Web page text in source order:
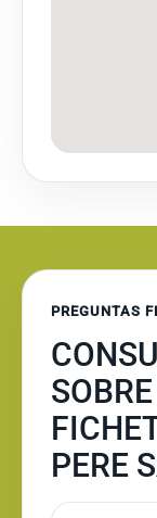
PREGUNTAS
PERE